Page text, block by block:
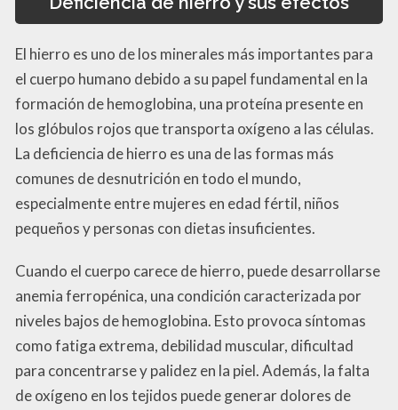
El hierro es uno de los minerales más importantes para
el cuerpo humano debido a su papel fundamental en la
formación de hemoglobina, una proteína presente en
los glóbulos rojos que transporta oxígeno a las células.
La deficiencia de hierro es una de las formas más
comunes de desnutrición en todo el mundo,
especialmente entre mujeres en edad fértil, niños
pequeños y personas con dietas insuficientes.
Cuando el cuerpo carece de hierro, puede desarrollarse
anemia ferropénica, una condición caracterizada por
niveles bajos de hemoglobina. Esto provoca síntomas
como fatiga extrema, debilidad muscular, dificultad
para concentrarse y palidez en la piel. Además, la falta
de oxígeno en los tejidos puede generar dolores de